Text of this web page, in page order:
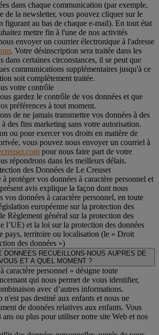
dans chaque communication (par exemple,
de la newsletter, vous pouvez cliquer sur le
figurant au bas de chaque e-mail). En tout état
mettre fin à l'une de nos activités
envoyer un courrier électronique à l'adresse
. Votre désinscription sera traitée dans les
dans certaines circonstances, il se peut que
communications supplémentaires jusqu'à ce
soit complètement traitée.
votre contrôle
gardez le contrôle de vos données et que
préférences à tout moment.
de ne jamais transmettre vos données à des
des fins marketing sans votre autorisation.
ou pour exercer vos droits en matière de
vous pouvez nous envoyer un courriel à
pour nous faire part de votre
répondrons dans les meilleurs délais.
des Données de Le Creuset
à protéger vos données à caractère personnel et
avis explique la façon dont nous
vos données à caractère personnel, en toute
européenne sur la protection des
Règlement général sur la protection des
l’UE) et la loi sur la protection des données
pays, territoire ou localisation (le « Droit
des données »)
DONNEES RECUEILLONS-NOUS AUPRES DE
ET A QUEL MOMENT ?
caractère personnel » désigne toute
qui nous permet de vous identifier,
avec d’autres informations.
n'est pas destiné aux enfants et nous ne
de données relatives aux enfants. Vous
ans ou plus pour utiliser notre site Web et nos